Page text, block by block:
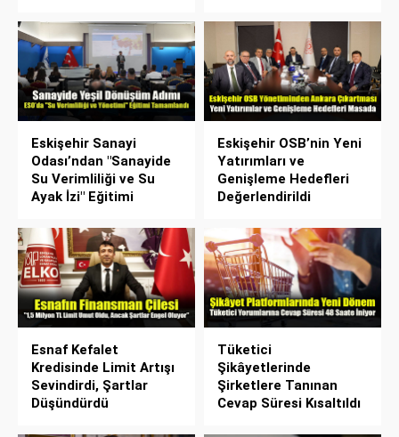
Eskişehir Sanayi
Odası’ndan "Sanayide
Su Verimliliği ve Su
Ayak İzi" Eğitimi
Eskişehir OSB’nin Yeni
Yatırımları ve
Genişleme Hedefleri
Değerlendirildi
Esnaf Kefalet
Kredisinde Limit Artışı
Sevindirdi, Şartlar
Düşündürdü
Tüketici
Şikâyetlerinde
Şirketlere Tanınan
Cevap Süresi Kısaltıldı